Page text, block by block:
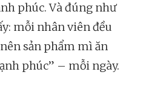
phúc. Và đúng như
mỗi nhân viên đều
sản phẩm mì ăn
phúc” – mỗi ngày.